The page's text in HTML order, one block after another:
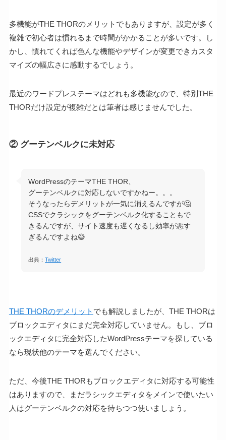
多機能がTHE THORのメリットでもありますが、設定が多く
複雑で初心者は慣れるまで時間がかかることが多いです。し
かし、慣れてくれば色んな機能やデザインが変更できカスタ
マイズの幅広さに感動するでしょう。
最近のワードプレステーマはどれも多機能なので、特別THE
THORだけ設定が複雑だとは筆者は感じませんでした。
② グーテンベルクに未対応
WordPressのテーマTHE THOR、
グーテンベルクに対応しないですかねー。。。
そうなったらデメリットが一気に消えるんですが🤔
CSSでクラシックをグーテンベルク化することもで
きるんですが、サイト速度も遅くなるし効率が悪す
ぎるんですよね😅
出典：Twitter
THE THORのデメリット でも解説しましたが、THE THORは
ブロックエディタにまだ完全対応していません。もし、ブロ
ックエディタに完全対応したWordPressテーマを探している
なら現状他のテーマを選んでください。
ただ、今後THE THORもブロックエディタに対応する可能性
はありますので、まだラシックエディタをメインで使いたい
人はグーテンベルクの対応を待ちつつ使いましょう。